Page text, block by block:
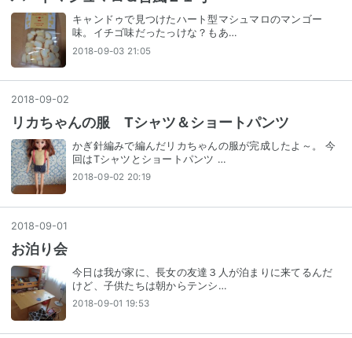
キャンドゥで見つけたハート型マシュマロのマンゴー
味。イチゴ味だったっけな？もあ…
2018-09-03 21:05
2018-09-02
リカちゃんの服 Tシャツ＆ショートパンツ
かぎ針編みで編んだリカちゃんの服が完成したよ～。 今
回はTシャツとショートパンツ …
2018-09-02 20:19
2018-09-01
お泊り会
今日は我が家に、長女の友達３人が泊まりに来てるんだ
けど、子供たちは朝からテンシ…
2018-09-01 19:53